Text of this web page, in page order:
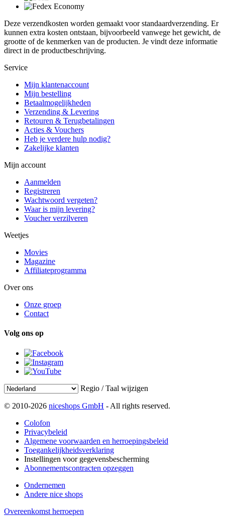
Deze verzendkosten worden gemaakt voor standaardverzending. Er
kunnen extra kosten ontstaan, bijvoorbeeld vanwege het gewicht, de
grootte of de kenmerken van de producten. Je vindt deze informatie
direct in de productbeschrijving.
Service
Mijn klantenaccount
Mijn bestelling
Betaalmogelijkheden
Verzending & Levering
Retouren & Terugbetalingen
Acties & Vouchers
Heb je verdere hulp nodig?
Zakelijke klanten
Mijn account
Aanmelden
Registreren
Wachtwoord vergeten?
Waar is mijn levering?
Voucher verzilveren
Weetjes
Movies
Magazine
Affiliateprogramma
Over ons
Onze groep
Contact
Volg ons op
Regio / Taal wijzigen
© 2010-2026 niceshops GmbH - All rights reserved.
Colofon
Privacybeleid
Algemene voorwaarden en herroepingsbeleid
Toegankelijkheidsverklaring
Instellingen voor gegevensbescherming
Abonnementscontracten opzeggen
Ondernemen
Andere nice shops
Overeenkomst herroepen